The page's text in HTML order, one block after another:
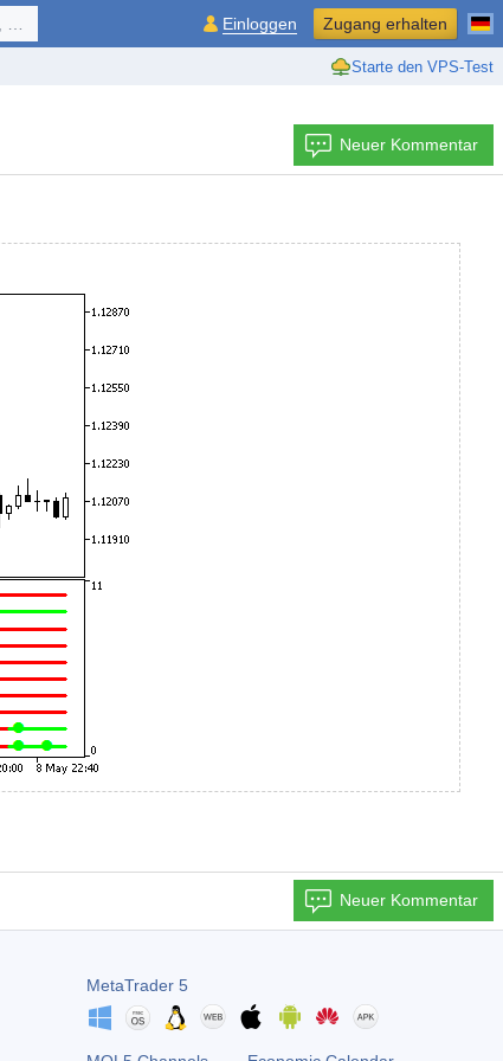
Starte den VPS-Test
Einloggen Zugang erhalten
Neuer Kommentar
Neuer Kommentar
MetaTrader 5